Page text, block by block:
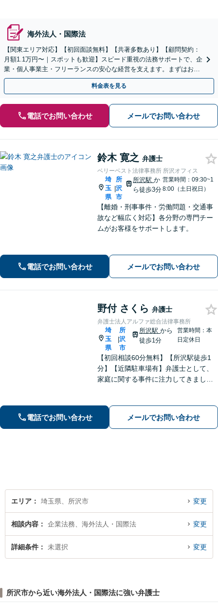
海外法人・国際法
【関東エリア対応】【初回面談無料】【共著多数あり】【顧問契約：
月額1.1万円〜｜スポットも歓迎】スピード重視の法務サポートで、企
業・個人事業主・フリーランスの安心な経営を支えます。まずはお気
軽にご相談ください【秘密厳守】【休日・夜間相談可】
料金表を見る
電話でお問い合わせ メールでお問い合わせ
鈴木 寛之 弁護士
ベリーベスト法律事務所 所沢オフィス
埼
玉
県
|
所
沢
市
所沢駅か
ら徒歩3分
営業時間：09:30~1
8:00（土日祝日）
【離婚・刑事事件・労働問題・交通事
故など幅広く対応】各分野の専門チー
ムがお客様をサポートします。
電話でお問い合わせ メールでお問い合わせ
野付 さくら 弁護士
弁護士法人アルファ総合法律事務所
埼
玉
県
|
所
沢
市
所沢駅から
徒歩1分
営業時間：本
日定休日
【初回相談60分無料】【所沢駅徒歩1
分】【近隣駐車場有】弁護士として、
家庭に関する事件に注力してきまし
イバシー配慮】【当日・夜間（18時ま
で）の相談可】
電話でお問い合わせ メールでお問い合わせ
エリア 埼玉県、所沢市 変更
相談内容 企業法務、海外法人・国際法 変更
詳細条件 未選択 変更
所沢市から近い海外法人・国際法に強い弁護士